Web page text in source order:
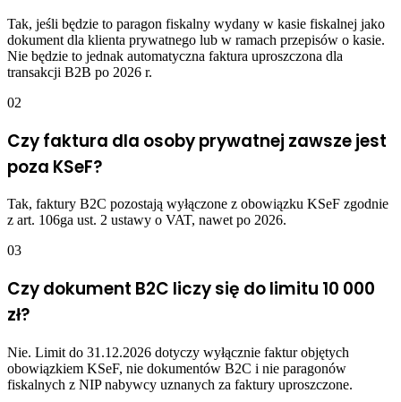
Tak, jeśli będzie to paragon fiskalny wydany w kasie fiskalnej jako
dokument dla klienta prywatnego lub w ramach przepisów o kasie.
Nie będzie to jednak automatyczna faktura uproszczona dla
transakcji B2B po 2026 r.
02
Czy faktura dla osoby prywatnej zawsze jest
poza KSeF?
Tak, faktury B2C pozostają wyłączone z obowiązku KSeF zgodnie
z art. 106ga ust. 2 ustawy o VAT, nawet po 2026.
03
Czy dokument B2C liczy się do limitu 10 000
zł?
Nie. Limit do 31.12.2026 dotyczy wyłącznie faktur objętych
obowiązkiem KSeF, nie dokumentów B2C i nie paragonów
fiskalnych z NIP nabywcy uznanych za faktury uproszczone.